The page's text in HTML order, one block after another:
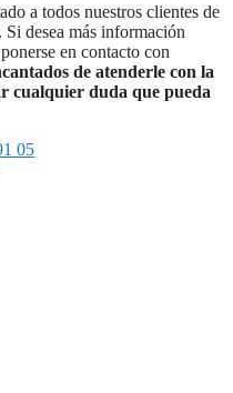
a todos nuestros clientes de
desea más información
en contacto con
de atenderle con la
cualquier duda que pueda
05